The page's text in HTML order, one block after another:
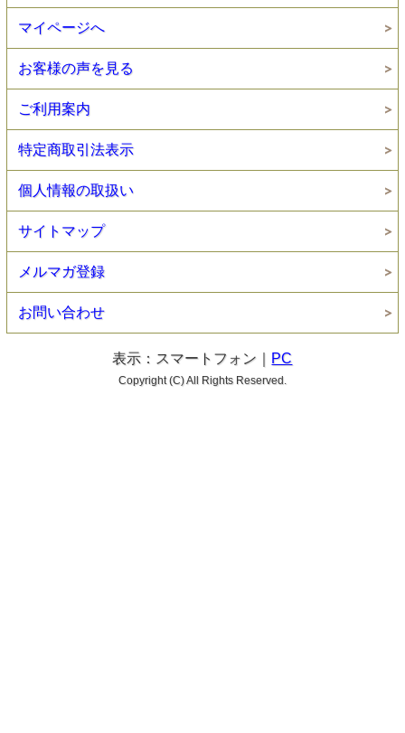
マイページへ
お客様の声を見る
ご利用案内
特定商取引法表示
個人情報の取扱い
サイトマップ
メルマガ登録
お問い合わせ
表示：スマートフォン｜ PC
Copyright (C) All Rights Reserved.